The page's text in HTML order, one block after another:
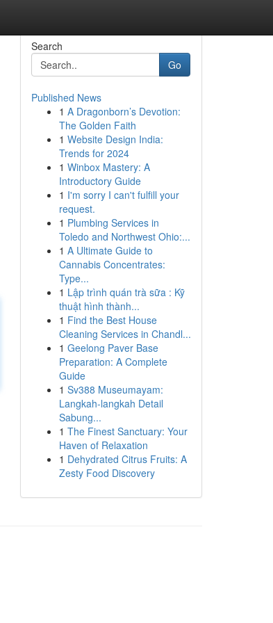
Search
Go
Published News
1 A Dragonborn’s Devotion:
The Golden Faith
1 Website Design India:
Trends for 2024
1 Winbox Mastery: A
Introductory Guide
1 I'm sorry I can't fulfill your
request.
1 Plumbing Services in
Toledo and Northwest Ohio:...
1 A Ultimate Guide to
Cannabis Concentrates:
Type...
1 Lập trình quán trà sữa : Kỹ
thuật hình thành...
1 Find the Best House
Cleaning Services in Chandl...
1 Geelong Paver Base
Preparation: A Complete
Guide
1 Sv388 Museumayam:
Langkah-langkah Detail
Sabung...
1 The Finest Sanctuary: Your
Haven of Relaxation
1 Dehydrated Citrus Fruits: A
Zesty Food Discovery